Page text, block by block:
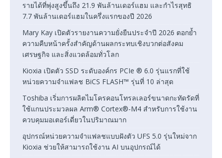
รายได้ที่พุ่งสูงขึ้นถึง 21.9 พันล้านเดอร์แฮม และกำไรสุทธิ
7.7 พันล้านเดอร์แฮมในครึ่งแรกของปี 2026
Mary Kay เปิดตัวรายงานความยั่งยืนประจำปี 2026 ตอกย้ำ
ความคืบหน้าครั้งสำคัญด้านผลกระทบเชิงบวกต่อสังคม
เศรษฐกิจ และสิ่งแวดล้อมทั่วโลก
Kioxia เปิดตัว SSD ระดับองค์กร PCIe ® 6.0 รุ่นแรกที่ใช้
หน่วยความจำแฟลช BiCS FLASH™ รุ่นที่ 10 ล่าสุด
Toshiba เริ่มการผลิตไมโครคอนโทรลเลอร์ขนาดกะทัดรัดที่
ใช้แกนประมวลผล Arm® Cortex®-M4 สำหรับการใช้งาน
ควบคุมมอเตอร์เดี่ยวในปริมาณมาก
อุปกรณ์หน่วยความจำแฟลชแบบฝังตัว UFS 5.0 รุ่นใหม่จาก
Kioxia ช่วยให้สามารถใช้งาน AI บนอุปกรณ์ได้